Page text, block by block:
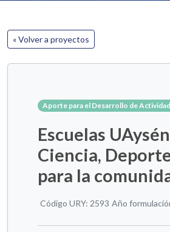
« Volver a proyectos
Aporte para el Desarrollo de
Escuelas
Ciencia,
para la
Código URY: 2593 Año